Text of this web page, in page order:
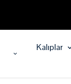
Kalıplar